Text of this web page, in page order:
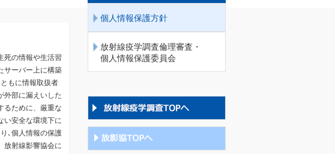
個人情報保護方針
放射線疫学調査倫理審査・
個人情報保護委員会
死の情報や生活習
サーバー上に構築
もに情報取扱者
外部に漏えいした
るために、厳重な
い安全な環境下に
､個人情報の保護
放射線影響協会に